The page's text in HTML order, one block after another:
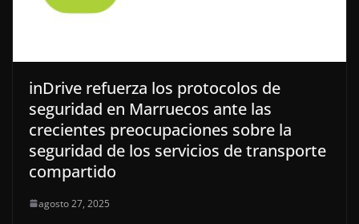
inDrive refuerza los protocolos de
seguridad en Marruecos ante las
crecientes preocupaciones sobre la
seguridad de los servicios de transporte
compartido
agosto 27, 2025